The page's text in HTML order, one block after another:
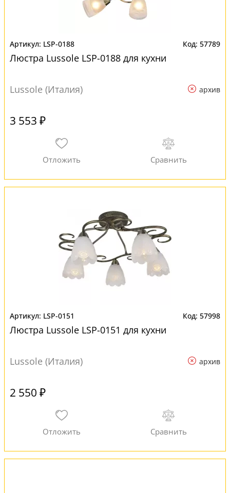
LSP-0188 57789
Люстра Lussole LSP-0188 для кухни
Lussole (Италия) архив
3 553 ₽
LSP-0151 57998
Люстра Lussole LSP-0151 для кухни
Lussole (Италия) архив
2 550 ₽